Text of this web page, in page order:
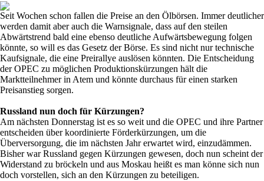
Seit Wochen schon fallen die Preise an den Ölbörsen. Immer deutlicher
werden damit aber auch die Warnsignale, dass auf den steilen
Abwärtstrend bald eine ebenso deutliche Aufwärtsbewegung folgen
könnte, so will es das Gesetz der Börse. Es sind nicht nur technische
Kaufsignale, die eine Preirallye auslösen könnten. Die Entscheidung
der OPEC zu möglichen Produktionskürzungen hält die
Marktteilnehmer in Atem und könnte durchaus für einen starken
Preisanstieg sorgen.
Russland nun doch für Kürzungen?
Am nächsten Donnerstag ist es so weit und die OPEC und ihre Partner
entscheiden über koordinierte Förderkürzungen, um die
Überversorgung, die im nächsten Jahr erwartet wird, einzudämmen.
Bisher war Russland gegen Kürzungen gewesen, doch nun scheint der
Widerstand zu bröckeln und aus Moskau heißt es man könne sich nun
doch vorstellen, sich an den Kürzungen zu beteiligen.